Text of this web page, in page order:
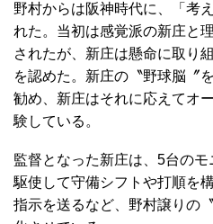
野村からは阪神時代に、「考
れた。当初は感覚派の新庄と
されたが、新庄は懸命に取り
を認めた。新庄の〝野球脳〞
勧め、新庄はそれに応えてオ
験している。
監督となった新庄は、5台の
駆使して守備シフトや打順を
指示を送るなど、野村譲りの